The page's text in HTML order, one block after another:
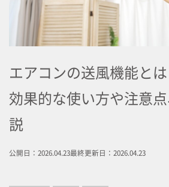
エアコンの送風機能と
効果的な使い方や注意
説
公開日：2026.04.23最終更新日：2026.04.23